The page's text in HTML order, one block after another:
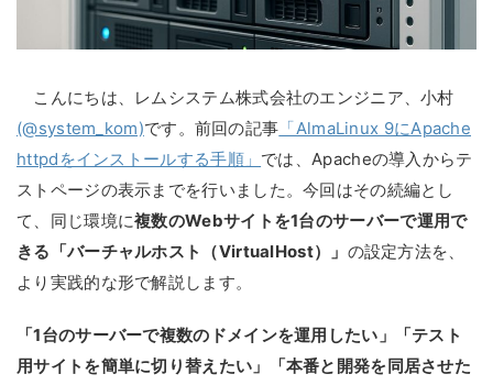
こんにちは、レムシステム株式会社のエンジニア、小村
(@system_kom)です。前回の記事 「AlmaLinux 9にApache
httpdをインストールする手順」 では、Apacheの導入からテ
ストページの表示までを行いました。今回はその続編とし
て、同じ環境に複数のWebサイトを1台のサーバーで運用で
きる「バーチャルホスト（VirtualHost）」 の設定方法を、
より実践的な形で解説します。
「1台のサーバーで複数のドメインを運用したい」「テスト
用サイトを簡単に切り替えたい」「本番と開発を同居させた